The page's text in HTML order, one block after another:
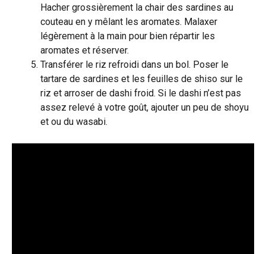
Hacher grossièrement la chair des sardines au
couteau en y mêlant les aromates. Malaxer
légèrement à la main pour bien répartir les
aromates et réserver.
Transférer le riz refroidi dans un bol. Poser le
tartare de sardines et les feuilles de shiso sur le
riz et arroser de dashi froid. Si le dashi n’est pas
assez relevé à votre goût, ajouter un peu de shoyu
et ou du wasabi.